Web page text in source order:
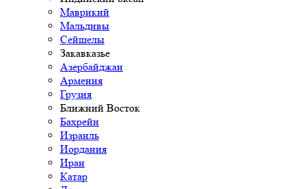
Маврикий
Мальдивы
Сейшелы
Закавказье
Азербайджан
Армения
Грузия
Ближний Восток
Бахрейн
Израиль
Иордания
Иран
Катар